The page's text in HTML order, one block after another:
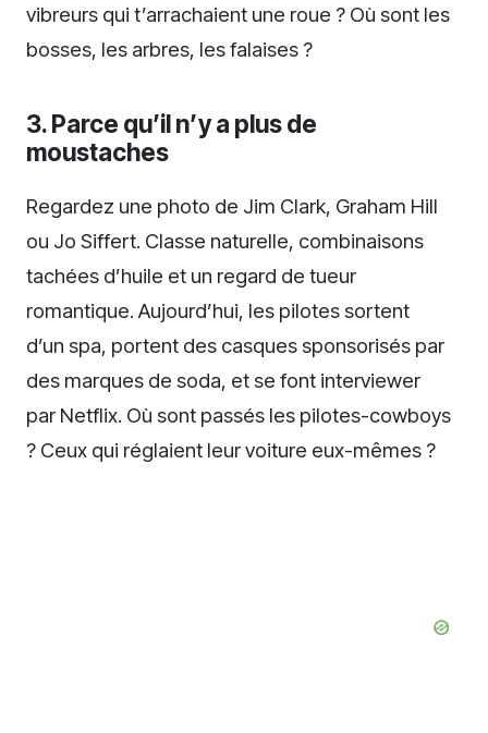
vibreurs qui t’arrachaient une roue ? Où sont les
bosses, les arbres, les falaises ?
3. Parce qu’il n’y a plus de
moustaches
Regardez une photo de Jim Clark, Graham Hill
ou Jo Siffert. Classe naturelle, combinaisons
tachées d’huile et un regard de tueur
romantique. Aujourd’hui, les pilotes sortent
d’un spa, portent des casques sponsorisés par
des marques de soda, et se font interviewer
par Netflix. Où sont passés les pilotes-cowboys
? Ceux qui réglaient leur voiture eux-mêmes ?